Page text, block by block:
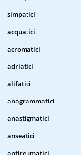
simpatici
acquatici
acromatici
adriatici
alifatici
anagrammatici
anastigmatici
anseatici
antireumatici